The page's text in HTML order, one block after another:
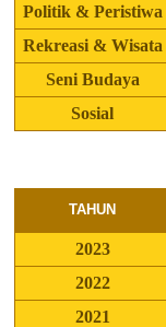
Politik & Peristiwa
Rekreasi & Wisata
Seni Budaya
Sosial
TAHUN
2023
2022
2021